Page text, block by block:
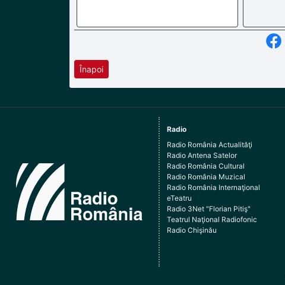
Înapoi
Radio
Radio România Actualităţi
Radio Antena Satelor
Radio România Cultural
Radio România Muzical
Radio România Internaţional
eTeatru
Radio 3Net "Florian Pitiş"
Teatrul Naţional Radiofonic
Radio Chişinău